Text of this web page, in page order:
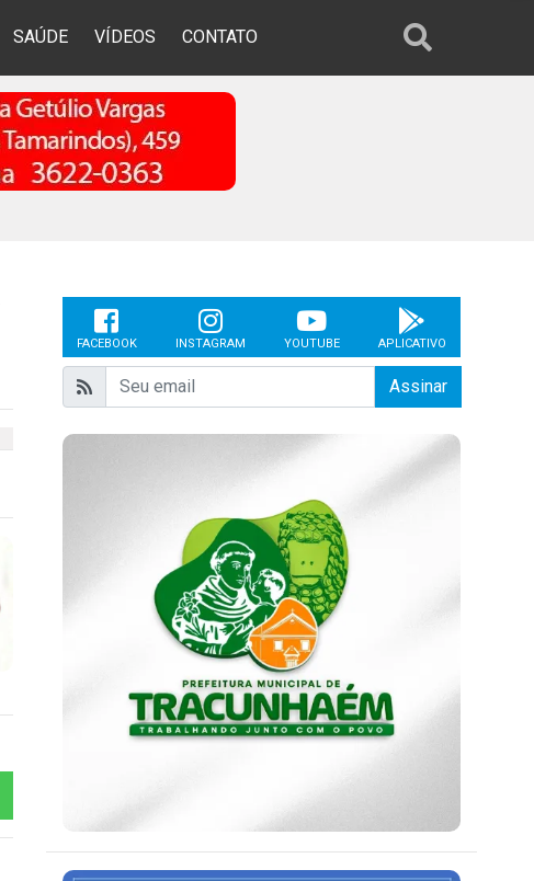
SAÚDE VÍDEOS CONTATO
FACEBOOK INSTAGRAM YOUTUBE APLICATIVO
Assinar